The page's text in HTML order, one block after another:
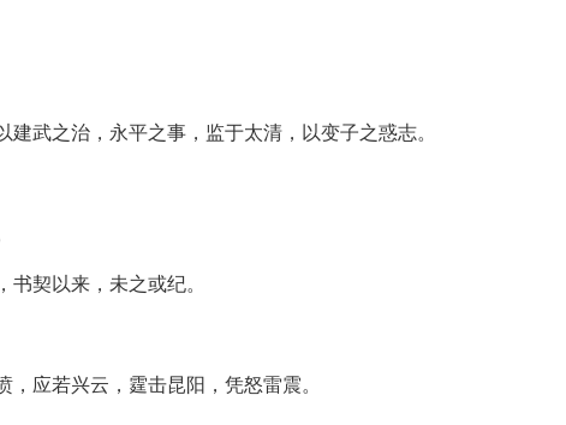
武之治，永平之事，监于太清，以变子之惑志。
契以来，未之或纪。
应若兴云，霆击昆阳，凭怒雷震。